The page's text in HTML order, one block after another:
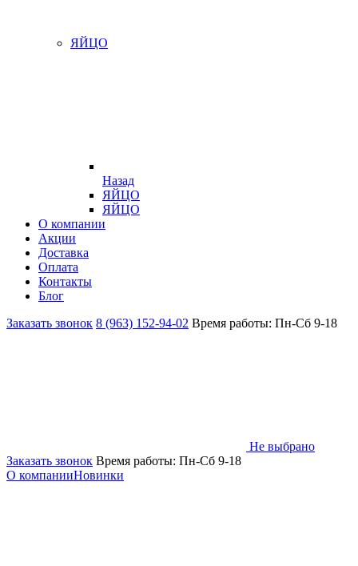
ЯЙЦО
Назад
ЯЙЦО
ЯЙЦО
О компании
Акции
Доставка
Оплата
Контакты
Блог
Заказать звонок 8 (963) 152-94-02 Время работы: Пн-Сб 9-18
Не выбрано
Заказать звонок Время работы: Пн-Сб 9-18
О компанииНовинки